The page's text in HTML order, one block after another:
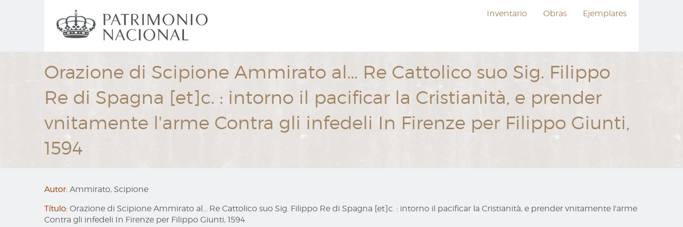
Navegación
principal
Inventario Obras Ejemplares
Orazione di Scipione Ammirato al... Re Cattolico suo Sig. Filippo
Re di Spagna [et]c. : intorno il pacificar la Cristianità, e prender
vnitamente l'arme Contra gli infedeli In Firenze per Filippo Giunti,
1594
Autor: Ammirato, Scipione
Título: Orazione di Scipione Ammirato al... Re Cattolico suo Sig. Filippo Re di Spagna [et]c. : intorno il pacificar la Cristianità, e prender vnitamente l'arme
Contra gli infedeli In Firenze per Filippo Giunti, 1594